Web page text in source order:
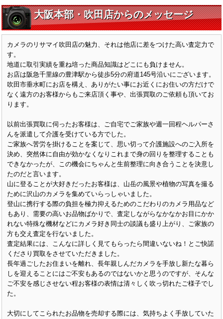
大阪本部・吹田店からのメッセージ
カメラのリサマイ吹田店の魅力、それは他店に差をつけた高い査定力で
す。
地道に取引実績を重ね培った商品知識はどこにも負けません。
お店は阪急千里線の豊津駅から徒歩5分の府道145号沿いにございます。
吹田市垂水町にお店を構え、ありがたい事にお近くにお住いの方だけで
なく遠方のお客様からもご来店頂く事や、出張買取のご依頼も頂いてお
ります。
以前出張買取に伺ったお客様は、ご自宅でご家族や週一回程ヘルパーさ
んを派遣して介護を受けている方でした。
ご家族へ苦労を掛けることを案じて、思い切って介護施設へのご入所を
決め、突然体に自由が効かなくなりこれまで身の回りを整理することも
できなかったが、この機会にちゃんと生前整理に向き合うことを決意し
たのだと言います。
山に登ることが大好きだったお客様は、山岳の風景や植物の写真を撮る
ために沢山のカメラを集めていらっしゃいました。
登山に携行する際の負担を極力抑えるためのこだわりのカメラ用品など
もあり、需要の高いお品物ばかりで、査定しながらなかなかお目にかか
れない特殊な機材などにカメラ好き同士の談議も盛り上がり、ご家族の
方も交え査定を行ないました。
査定結果には、こんなに詳しく見てもらったら間違いないね！とご快諾
くださり買取をさせていただきました。
長年過ごしたお住まいを離れ、長年親しんだカメラを手放し新たな暮ら
しを迎えることにはご不安もあるのではないかと思うのですが、そんな
ご不安を感じさせない程お客様の表情は清々しく吹っ切れたご様子でし
た。
大切にしてこられたお品物を売却する際には、気持ちよく手放していた